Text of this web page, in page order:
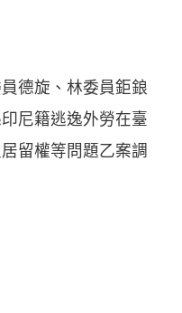
德旋、林委員鉅鋃
尼籍逃逸外勞在臺
留權等問題乙案調